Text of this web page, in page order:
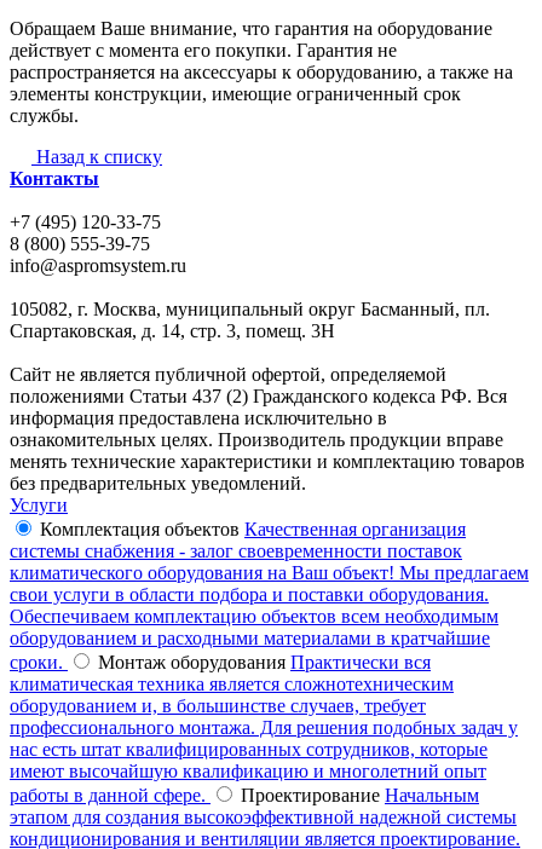
Обращаем Ваше внимание, что гарантия на оборудование
действует с момента его покупки. Гарантия не
распространяется на аксессуары к оборудованию, а также на
элементы конструкции, имеющие ограниченный срок
службы.
Назад к списку
Контакты
+7 (495) 120-33-75
8 (800) 555-39-75
info@aspromsystem.ru
105082, г. Москва, муниципальный округ Басманный, пл.
Спартаковская, д. 14, стр. 3, помещ. 3Н
Сайт не является публичной офертой, определяемой
положениями Статьи 437 (2) Гражданского кодекса РФ. Вся
информация предоставлена исключительно в
ознакомительных целях. Производитель продукции вправе
менять технические характеристики и комплектацию товаров
без предварительных уведомлений.
Услуги
Комплектация объектов Качественная организация
системы снабжения - залог своевременности поставок
климатического оборудования на Ваш объект! Мы предлагаем
свои услуги в области подбора и поставки оборудования.
Обеспечиваем комплектацию объектов всем необходимым
оборудованием и расходными материалами в кратчайшие
сроки.
Монтаж оборудования Практически вся
климатическая техника является сложнотехническим
оборудованием и, в большинстве случаев, требует
профессионального монтажа. Для решения подобных задач у
нас есть штат квалифицированных сотрудников, которые
имеют высочайшую квалификацию и многолетний опыт
работы в данной сфере.
Проектирование Начальным
этапом для создания высокоэффективной надежной системы
кондиционирования и вентиляции является проектирование.